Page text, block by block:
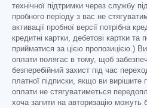
технічної підтримки через службу
пробного періоду з вас не
активації пробної версії потрібна
кредитні картки, дебетові картки та
прийматися за цією пропозицією.)
оплати полягає в тому, щоб
безперебійний захист під час
платної підписки, якщо ви вирішите
оплати не стягуватиметься
хоча запити на авторизацію можуть